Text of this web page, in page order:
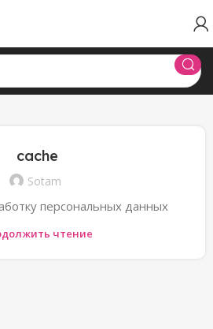
cache
Sotam
персональных данных
чтение